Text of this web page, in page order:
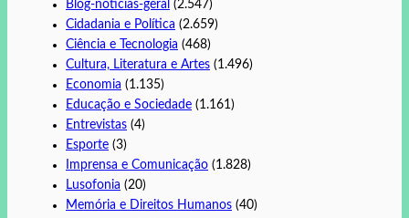
Blog-noticias-geral (2.547)
Cidadania e Política (2.659)
Ciência e Tecnologia (468)
Cultura, Literatura e Artes (1.496)
Economia (1.135)
Educação e Sociedade (1.161)
Entrevistas (4)
Esporte (3)
Imprensa e Comunicação (1.828)
Lusofonia (20)
Memória e Direitos Humanos (40)